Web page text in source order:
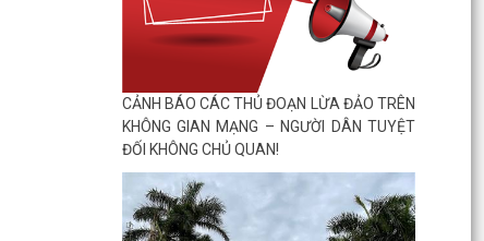
CẢNH BÁO CÁC THỦ ĐOẠN LỪA ĐẢO TRÊN
KHÔNG GIAN MẠNG – NGƯỜI DÂN TUYỆT
ĐỐI KHÔNG CHỦ QUAN!